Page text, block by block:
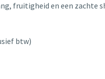
fruitigheid en een zachte
btw)